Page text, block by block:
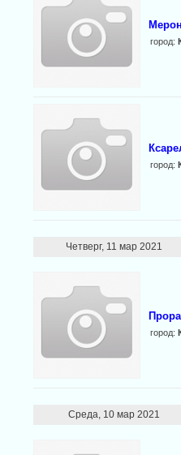
город:
город:
Четверг, 11 мар 2021
город:
Среда, 10 мар 2021